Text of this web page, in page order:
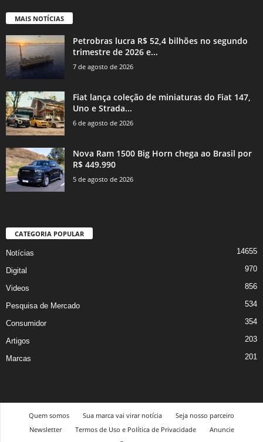
MAIS NOTÍCIAS
Petrobras lucra R$ 52,4 bilhões no segundo
trimestre de 2026 e...
7 de agosto de 2026
Fiat lança coleção de miniaturas do Fiat 147,
Uno e Strada...
6 de agosto de 2026
Nova Ram 1500 Big Horn chega ao Brasil por
R$ 449.990
5 de agosto de 2026
CATEGORIA POPULAR
Notícias 14655
Digital 970
Videos 856
Pesquisa de Mercado 534
Consumidor 354
Artigos 203
Marcas 201
Quem somos Sua marca vai virar notícia
Seja nosso parceiro
Newsletter
Termos de Uso e Política de Privacidade
Anuncie